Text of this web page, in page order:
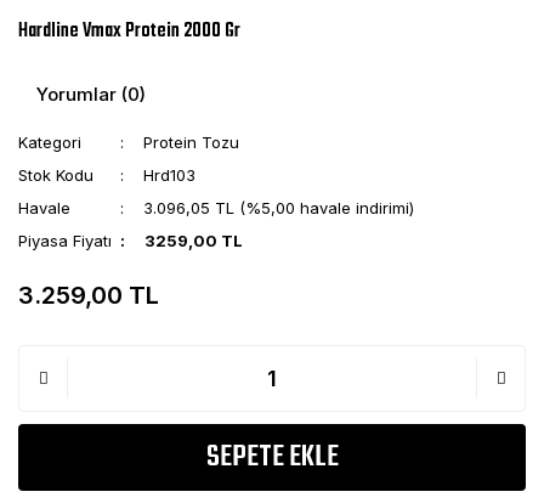
Hardline Vmax Protein 2000 Gr
Yorumlar (0)
Kategori
Protein Tozu
Stok Kodu
Hrd103
Havale
3.096,05 TL (%5,00 havale indirimi)
Piyasa Fiyatı
3259,00 TL
3.259,00 TL
SEPETE EKLE